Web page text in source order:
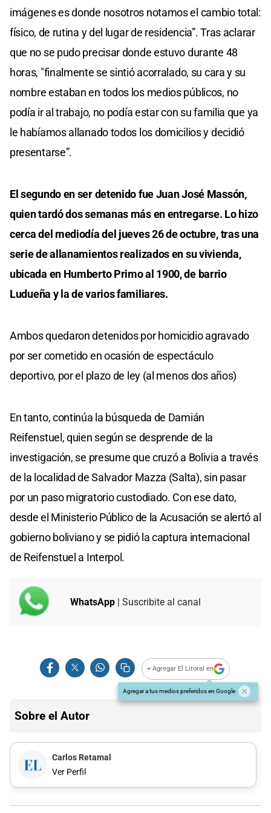
imágenes es donde nosotros notamos el cambio total:
físico, de rutina y del lugar de residencia”. Tras aclarar
que no se pudo precisar donde estuvo durante 48
horas, "finalmente se sintió acorralado, su cara y su
nombre estaban en todos los medios públicos, no
podía ir al trabajo, no podía estar con su familia que ya
le habíamos allanado todos los domicilios y decidió
presentarse”.
El segundo en ser detenido fue Juan José Massón,
quien tardó dos semanas más en entregarse. Lo hizo
cerca del mediodía del jueves 26 de octubre, tras una
serie de allanamientos realizados en su vivienda,
ubicada en Humberto Primo al 1900, de barrio
Ludueña y la de varios familiares.
Ambos quedaron detenidos por homicidio agravado
por ser cometido en ocasión de espectáculo
deportivo, por el plazo de ley (al menos dos años)
En tanto, continúa la búsqueda de Damián
Reifenstuel, quien según se desprende de la
investigación, se presume que cruzó a Bolivia a través
de la localidad de Salvador Mazza (Salta), sin pasar
por un paso migratorio custodiado. Con ese dato,
desde el Ministerio Público de la Acusación se alertó al
gobierno boliviano y se pidió la captura internacional
de Reifenstuel a Interpol.
WhatsApp | Suscribite al canal
+ Agregar El Litoral en
Agregar a tus medios preferidos en Google
Sobre el Autor
Carlos Retamal
Ver Perfil